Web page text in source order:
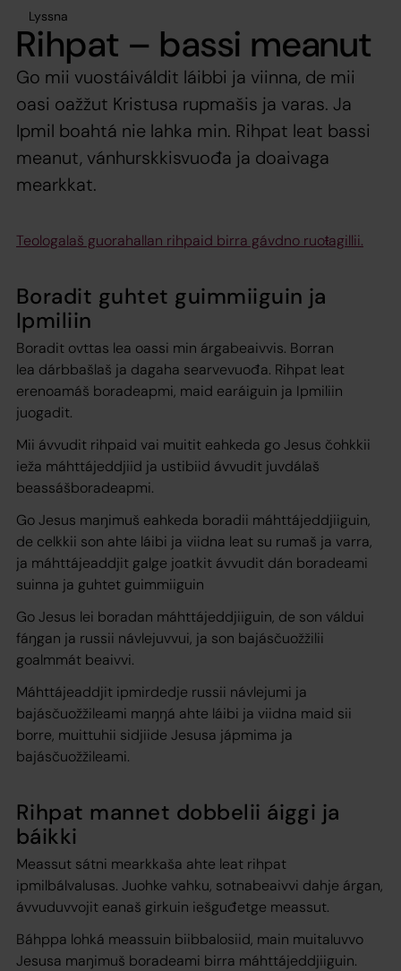
Lyssna
Rihpat – bassi meanut
Go mii vuostáiváldit láibbi ja viinna, de mii
oasi oažžut Kristusa rupmašis ja varas. Ja
Ipmil boahtá nie lahka min. Rihpat leat bassi
meanut, vánhurskkisvuođa ja doaivaga
mearkkat.
Teologalaš guorahallan rihpaid birra gávdno ruoŧagillii.
Boradit guhtet guimmiiguin ja
Ipmiliin
Boradit ovttas lea oassi min árgabeaivvis. Borran
lea dárbbašlaš ja dagaha searvevuođa. Rihpat leat
erenoamáš boradeapmi, maid earáiguin ja Ipmiliin
juogadit.
Mii ávvudit rihpaid vai muitit eahkeda go Jesus čohkkii
ieža máhttájeddjiid ja ustibiid ávvudit juvdálaš
beassášboradeapmi.
Go Jesus maŋimuš eahkeda boradii máhttájeddjiiguin,
de celkkii son ahte láibi ja viidna leat su rumaš ja varra,
ja máhttájeaddjit galge joatkit ávvudit dán boradeami
suinna ja guhtet guimmiiguin
Go Jesus lei boradan máhttájeddjiiguin, de son váldui
fáŋgan ja russii návlejuvvui, ja son bajásčuožžilii
goalmmát beaivvi.
Máhttájeaddjit ipmirdedje russii návlejumi ja
bajásčuožžileami maŋŋá ahte láibi ja viidna maid sii
borre, muittuhii sidjiide Jesusa jápmima ja
bajásčuožžileami.
Rihpat mannet dobbelii áiggi ja
báikki
Meassut sátni mearkkaša ahte leat rihpat
ipmilbálvalusas. Juohke vahku, sotnabeaivvi dahje árgan,
ávvuduvvojit eanaš girkuin iešguđetge meassut.
Báhppa lohká meassuin biibbalosiid, main muitaluvvo
Jesusa maŋimuš boradeami birra máhttájeddjiiguin.